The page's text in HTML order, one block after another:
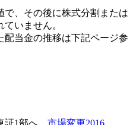
、その後に株式分割または
いません。
当金の推移は下記ページ参
証1部へ 市場変更2016